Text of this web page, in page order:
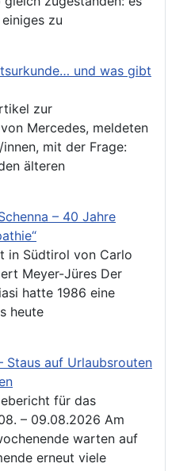
zu
und was gibt
zur
Mercedes, meldeten
mit der Frage:
älteren
– 40 Jahre
in Südtirol von Carlo
Meyer-Jüres Der
hatte 1986 eine
heute
Staus auf Urlaubsrouten
für das
– 09.08.2026 Am
warten auf
erneut viele